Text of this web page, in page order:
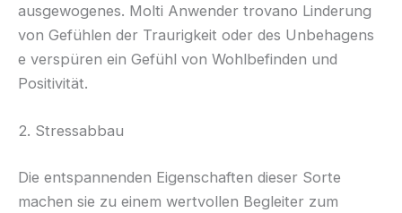
ausgewogenes. Molti Anwender trovano Linderung
von Gefühlen der Traurigkeit oder des Unbehagens
e verspüren ein Gefühl von Wohlbefinden und
Positivität.
2. Stressabbau
Die entspannenden Eigenschaften dieser Sorte
machen sie zu einem wertvollen Begleiter zum